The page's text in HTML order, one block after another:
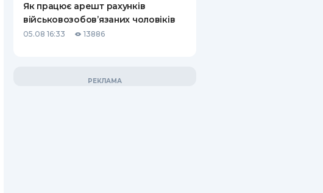
Як працює арешт рахунків
військовозобов’язаних чоловіків
05.08 16:33 13886